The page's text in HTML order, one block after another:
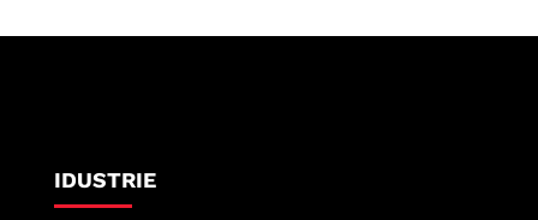
IDUSTRIE